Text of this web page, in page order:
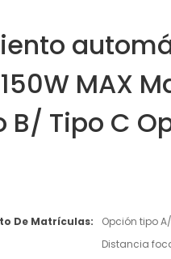
MAX
B/ Tipo C
De Matrículas:
Opción tipo
Distancia